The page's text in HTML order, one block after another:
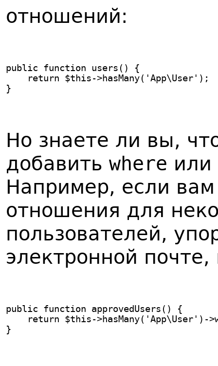
отношений:
public function users() {
return $this-
}
Но знаете ли вы,
добавить where или
Например, если
отношения для
пользователей,
электронной
public function approvedUsers() {
return $this->hasMany('App\User')-
}